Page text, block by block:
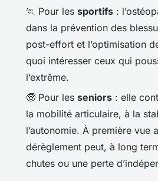
🏃 Pour les sportifs :
dans la prévention des
post-effort et l’optimisation
quoi intéresser ceux qui
l’extrême.
🧓 Pour les seniors : elle
la mobilité articulaire, à la
l’autonomie. À première vue
dérèglement peut, à long
chutes ou une perte